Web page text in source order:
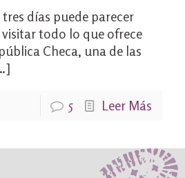
días puede parecer
todo lo que ofrece
Checa, una de las
5 Leer Más